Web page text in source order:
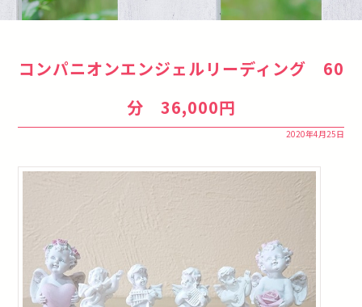
コンパニオンエンジェルリーディング 60
分 36,000円
2020年4月25日